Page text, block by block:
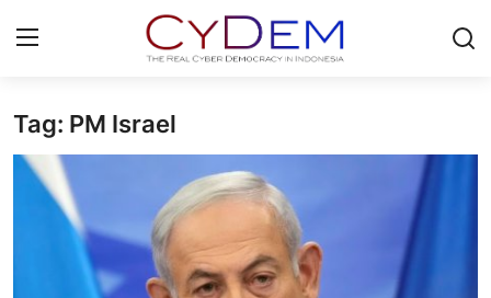
Login
Home
Tag: PM Israel